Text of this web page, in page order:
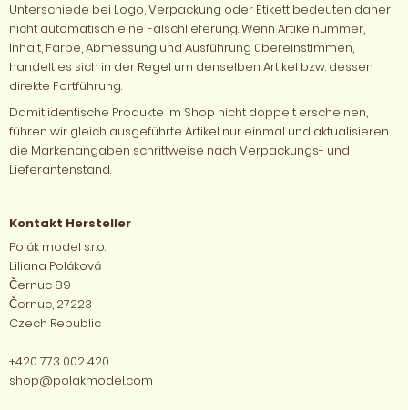
Unterschiede bei Logo, Verpackung oder Etikett bedeuten daher
nicht automatisch eine Falschlieferung. Wenn Artikelnummer,
Inhalt, Farbe, Abmessung und Ausführung übereinstimmen,
handelt es sich in der Regel um denselben Artikel bzw. dessen
direkte Fortführung.
Damit identische Produkte im Shop nicht doppelt erscheinen,
führen wir gleich ausgeführte Artikel nur einmal und aktualisieren
die Markenangaben schrittweise nach Verpackungs- und
Lieferantenstand.
Kontakt Hersteller
Polák model s.r.o.
Liliana Poláková
Černuc 89
Černuc, 27223
Czech Republic
+420 773 002 420
shop@polakmodel.com